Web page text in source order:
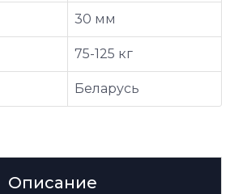
30 мм
75-125 кг
Беларусь
Описание